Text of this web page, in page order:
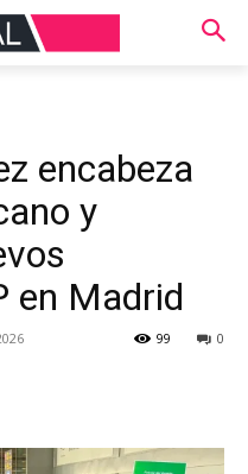
encabeza
y
en Madrid
0
99